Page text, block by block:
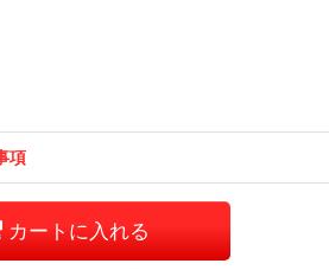
項
カートに入れる